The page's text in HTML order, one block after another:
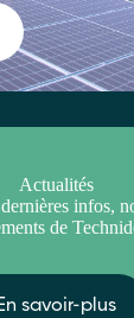
Actualités
infos,
de
savoir-plus